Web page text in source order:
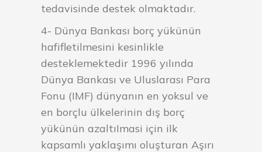
tedavisinde destek olmaktadır.
4- Dünya Bankası borç yükünün
hafifletilmesini kesinlikle
desteklemektedir 1996 yılında
Dünya Bankası ve Uluslarası Para
Fonu (IMF) dünyanın en yoksul ve
en borçlu ülkelerinin dış borç
yükünün azaltıImasi için ilk
kapsamlı yaklaşımı oluşturan Aşırı